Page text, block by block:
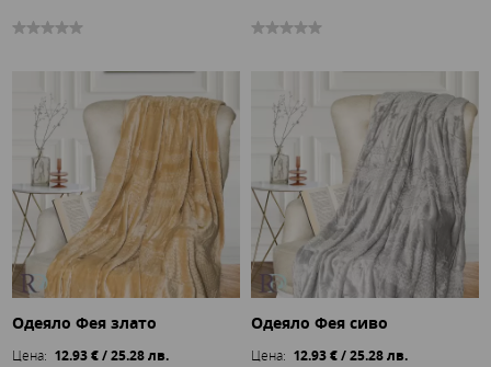
Одеяло Фея злато
Цена: 12.93 € / 25.28 лв.
Одеяло Фея сиво
Цена: 12.93 € / 25.28 лв.